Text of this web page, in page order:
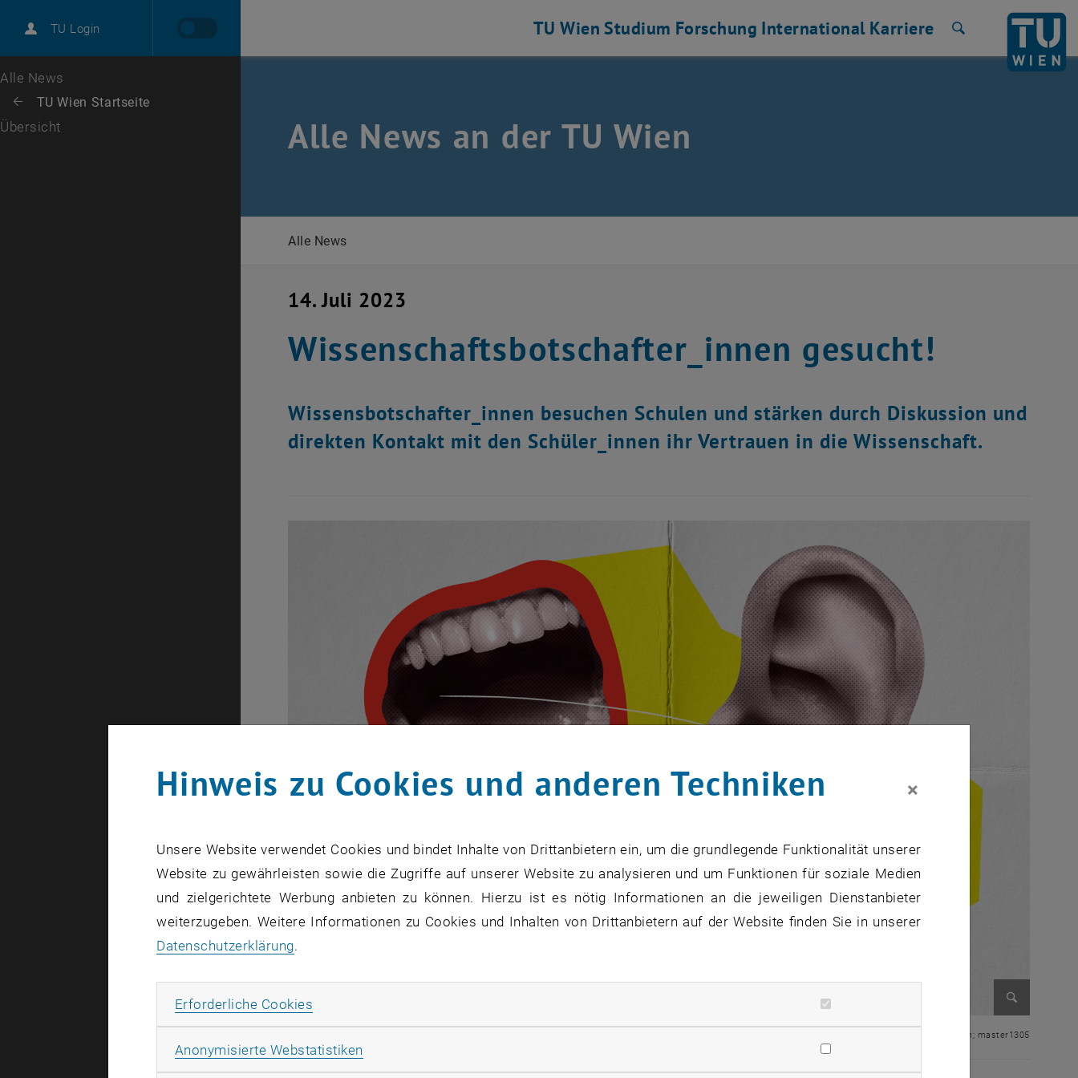
TU Login
Karriere
Zur 1. Menü Ebene
Alle News
Zurück: Subseiten von TU Wien Startseite auflisten
Zurück zur letzten Ebene:
TU Wien Startseite
Übersicht
TU Wien Studium Forschung International Karriere
Alle News an der TU Wien
Alle News
14. Juli 2023
Wissenschaftsbotschafter_innen gesucht!
Wissensbotschafter_innen besuchen Schulen und stärken durch Diskussion und
direkten Kontakt mit den Schüler_innen ihr Vertrauen in die Wissenschaft.
© stock.adobe.com; master1305
Hinweis zu Cookies und anderen Techniken ×
Unsere Website verwendet Cookies und bindet Inhalte von Drittanbietern ein, um die grundlegende Funktionalität unserer
Website zu gewährleisten sowie die Zugriffe auf unserer Website zu analysieren und um Funktionen für soziale Medien
und zielgerichtete Werbung anbieten zu können. Hierzu ist es nötig Informationen an die jeweiligen Dienstanbieter
weiterzugeben. Weitere Informationen zu Cookies und Inhalten von Drittanbietern auf der Website finden Sie in unserer
Datenschutzerklärung.
Erforderliche Cookies
Anonymisierte Webstatistiken